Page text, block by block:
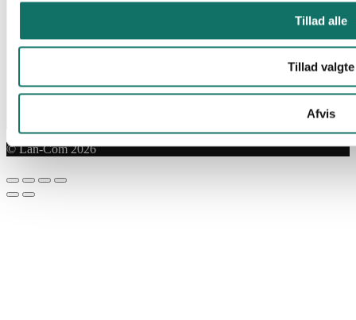
Tillad alle
Tillad valgte
Afvis
© Lan-Com 2026